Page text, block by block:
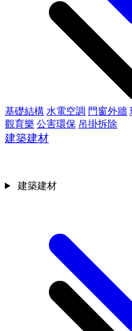
基礎結構 水電空調 門窗外牆
觀育樂 公害環保 吊掛拆除
建築建材
建築建材